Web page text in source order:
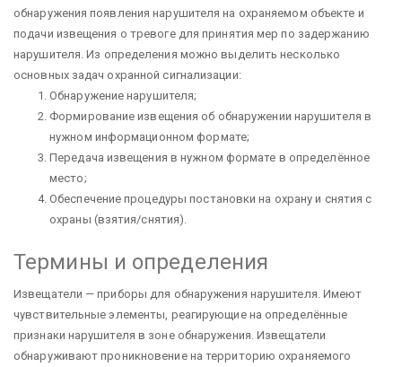
обнаружения появления нарушителя на охраняемом объекте и
подачи извещения о тревоге для принятия мер по задержанию
нарушителя. Из определения можно выделить несколько
основных задач охранной сигнализации:
Обнаружение нарушителя;
Формирование извещения об обнаружении нарушителя в
нужном информационном формате;
Передача извещения в нужном формате в определённое
место;
Обеспечение процедуры постановки на охрану и снятия с
охраны (взятия/снятия).
Термины и определения
Извещатели — приборы для обнаружения нарушителя. Имеют
чувствительные элементы, реагирующие на определённые
признаки нарушителя в зоне обнаружения. Извещатели
обнаруживают проникновение на территорию охраняемого